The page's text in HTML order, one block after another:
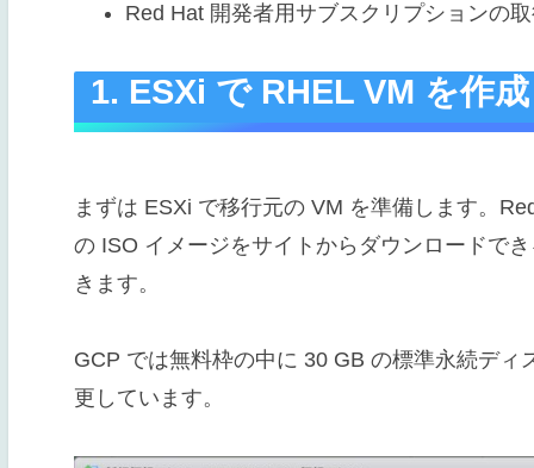
Red Hat 開発者用サブスクリプションの
1. ESXi で RHEL VM を作成
まずは ESXi で移行元の VM を準備します。
の ISO イメージをサイトからダウンロードで
きます。
GCP では無料枠の中に 30 GB の標準永続デ
更しています。